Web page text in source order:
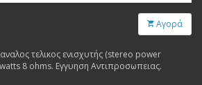
Αγορά
τελικος ενισχυτής (stereo power
8 ohms. Εγγυηση Αντιπροσωπειας.